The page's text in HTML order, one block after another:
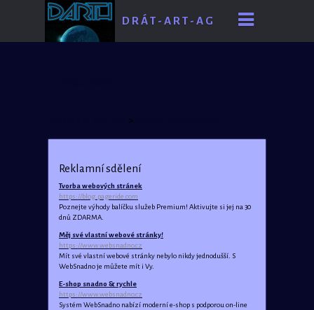
D R Á T - A R T - A G
>
Reklamní sdělení
Tvorba webových stránek
https://blog.pageride.com
Poznejte výhody balíčku služeb Premium! Aktivujte si jej na 30
dnů ZDARMA.
Měj své vlastní webové stránky!
https://www.websnadno.cz
Mít své vlastní webové stránky nebylo nikdy jednodušší. S
WebSnadno je můžete mít i Vy.
E-shop snadno & rychle
https://www.websnadno.cz
Systém WebSnadno nabízí moderní e-shop s podporou on-line